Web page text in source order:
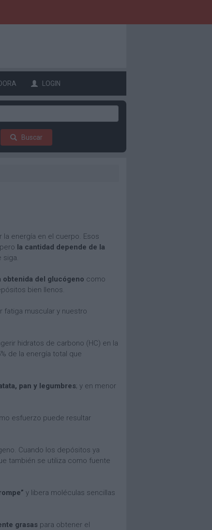
LOGIN
Buscar
la energía en el cuerpo. Esos
la cantidad depende de la
siga.
obtenida del glucógeno como
bien llenos.
fatiga muscular y nuestro
hidratos de carbono (HC) en la
de la energía total que
pan y legumbres; y en menor
esfuerzo puede resultar
Cuando los depósitos ya
también se utiliza como fuente
y libera moléculas sencillas
grasas para obtener el